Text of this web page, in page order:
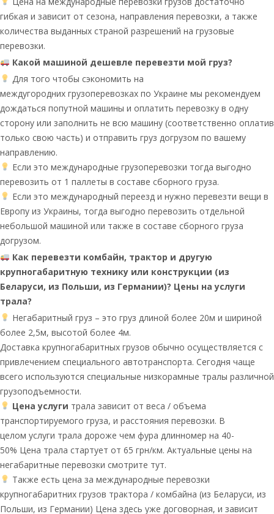
гибкая и зависит от сезона, направления перевозки, а также
количества выданных страной разрешений на грузовые
перевозки.
Какой машиной дешевле перевезти мой груз?
Для того чтобы сэкономить на
междугородних грузоперевозках по Украине мы рекомендуем
дождаться попутной машины и оплатить перевозку в одну
сторону или заполнить не всю машину (соответственно оплатив
только свою часть) и отправить груз догрузом по вашему
направлению.
Если это международные грузоперевозки тогда выгодно
перевозить от 1 паллеты в составе сборного груза.
Если это международный переезд и нужно перевезти вещи в
Европу из Украины, тогда выгодно перевозить отдельной
небольшой машиной или также в составе сборного груза
догрузом.
Как перевезти комбайн, трактор и другую
крупногабаритную технику или конструкции (из
Беларуси, из Польши, из Германии)? Цены на услуги
трала?
Негабаритный груз – это груз длиной более 20м и шириной
более 2,5м, высотой более 4м.
Доставка крупногабаритных грузов обычно осуществляется с
привлечением специального автотранспорта. Сегодня чаще
всего используются специальные низкорамные тралы различной
грузоподъемности.
Цена услуги трала зависит от веса / объема
транспортируемого груза, и расстояния перевозки. В
целом услуги трала дороже чем фура длинномер на 40-
50% Цена трала стартует от 65 грн/км. Актуальные цены на
негабаритные перевозки смотрите тут.
Также есть цена за международные перевозки
крупногабаритних грузов трактора / комбайна (из Беларуси, из
Польши, из Германии) Цена здесь уже договорная, и зависит